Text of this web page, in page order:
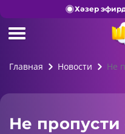
Хәзер
Главная Новости Не
Не